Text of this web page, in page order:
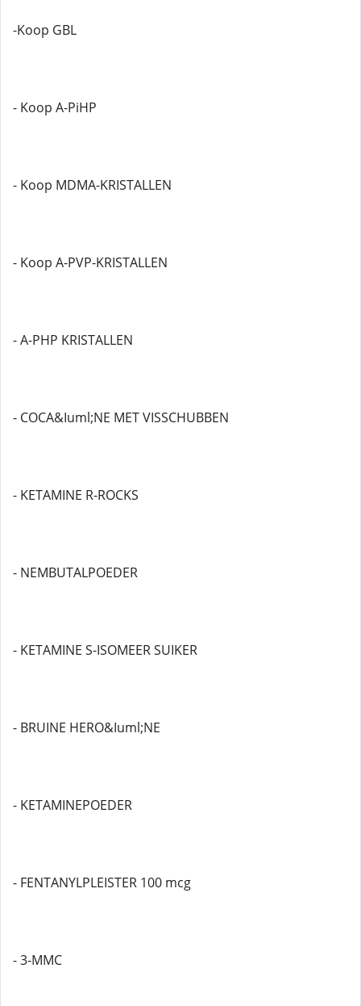
-Koop GBL
- Koop A-PiHP
- Koop MDMA-KRISTALLEN
- Koop A-PVP-KRISTALLEN
- A-PHP KRISTALLEN
- COCA&Iuml;NE MET VISSCHUBBEN
- KETAMINE R-ROCKS
- NEMBUTALPOEDER
- KETAMINE S-ISOMEER SUIKER
- BRUINE HERO&Iuml;NE
- KETAMINEPOEDER
- FENTANYLPLEISTER 100 mcg
- 3-MMC